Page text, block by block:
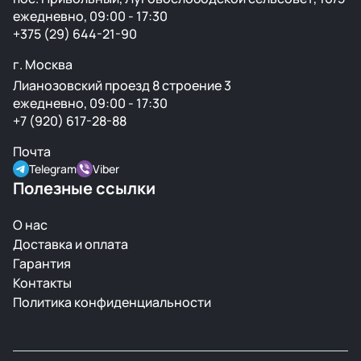
ежедневно, 09:00 - 17:30
+375 (29) 644-21-90
г. Москва
Лианозовский проезд 8 строение 3
ежедневно, 09:00 - 17:30
+7 (920) 617-28-88
Почта
Telegram Viber
Полезные ссылки
О нас
Доставка и оплата
Гарантия
Контакты
Политика конфиденциальности